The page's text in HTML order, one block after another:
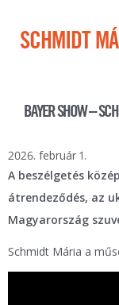
SCHMIDT
BAYER SHOW –
2026. február 1.
A beszélgetés
átrendeződés, az
Magyarország
Schmidt Mária a